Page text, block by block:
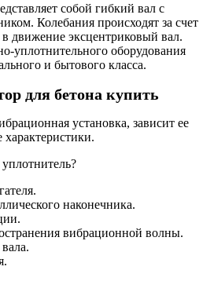
собой гибкий вал с
Колебания происходят за счет
движение эксцентриковый вал.
уплотнительного оборудования
и бытового класса.
для бетона купить
установка, зависит ее
наконечника.
вибрационной волны.